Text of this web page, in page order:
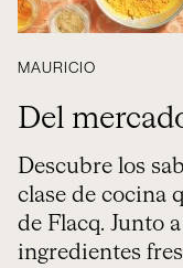
MAURICIO
Del
Descubre los
clase de cocina
de Flacq. Junto
ingredientes